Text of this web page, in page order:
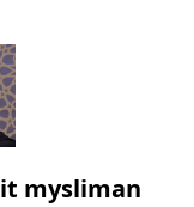
mysliman